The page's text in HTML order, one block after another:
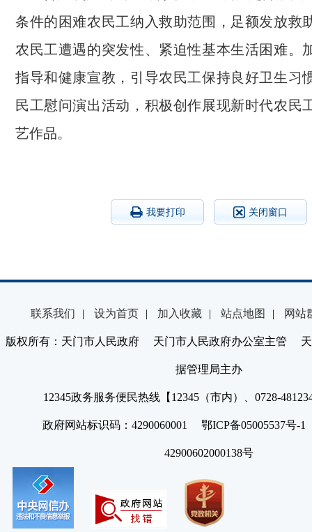
条件的困难农民工纳入救助范围，足额发放救
农民工遭遇的突发性、紧迫性基本生活困难。
指导和健康宣教，引导农民工保持良好卫生习
民工慰问演出活动，积极创作展现新时代农民
艺作品。
我要打印 关闭窗口
联系我们 | 设为首页 | 加入收藏 | 站点地图 | 网站
版权所有：天门市人民政府 天门市人民政府办公室主管 天
据管理局主办
12345政务服务便民热线【12345（市内）、0728-
政府网站标识码：4290060001 鄂ICP备05005537号
42900602000138号